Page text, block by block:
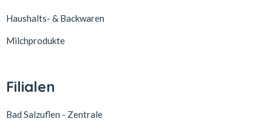
Haushalts- & Backwaren
Milchprodukte
Filialen
Bad Salzuflen - Zentrale